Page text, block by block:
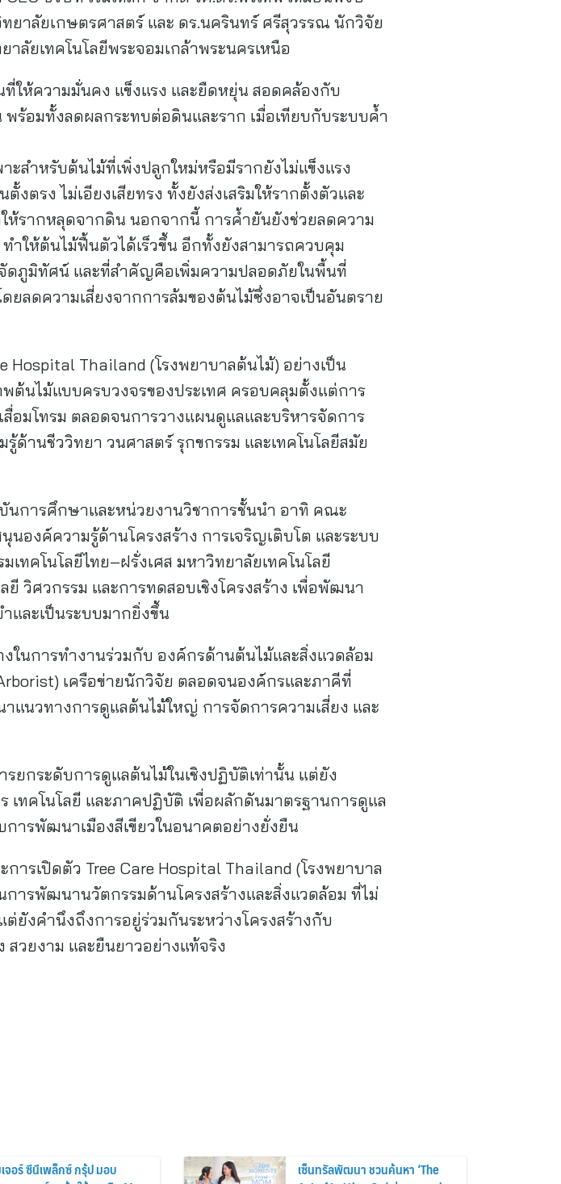
ลัยเกษตรศาสตร์ และ ดร.นครินทร์ ศรีสุวรรณ นักวิจัย
ลัยเทคโนโลยีพระจอมเกล้าพระนครเหนือ
ที่ให้ความมั่นคง แข็งแรง และยืดหยุ่น สอดคล้องกับ
ร้อมทั้งลดผลกระทบต่อดินและราก เมื่อเทียบกับระบบค้ำ
สำหรับต้นไม้ที่เพิ่งปลูกใหม่หรือมีรากยังไม่แข็งแรง
งตรง ไม่เอียงเสียทรง ทั้งยังส่งเสริมให้รากตั้งตัวและ
ห้รากหลุดจากดิน นอกจากนี้ การค้ำยันยังช่วยลดความ
ำให้ต้นไม้ฟื้นตัวได้เร็วขึ้น อีกทั้งยังสามารถควบคุม
ดภูมิทัศน์ และที่สำคัญคือเพิ่มความปลอดภัยในพื้นที่
ยลดความเสี่ยงจากการล้มของต้นไม้ซึ่งอาจเป็นอันตราย
Hospital Thailand (โรงพยาบาลต้นไม้) อย่างเป็น
ต้นไม้แบบครบวงจรของประเทศ ครอบคลุมตั้งแต่การ
มโทรม ตลอดจนการวางแผนดูแลและบริหารจัดการ
ด้านชีววิทยา วนศาสตร์ รุกขกรรม และเทคโนโลยีสมัย
นการศึกษาและหน่วยงานวิชาการชั้นนำ อาทิ คณะ
องค์ความรู้ด้านโครงสร้าง การเจริญเติบโต และระบบ
ทคโนโลยีไทย–ฝรั่งเศส มหาวิทยาลัยเทคโนโลยี
ยี วิศวกรรม และการทดสอบเชิงโครงสร้าง เพื่อพัฒนา
และเป็นระบบมากยิ่งขึ้น
ในการทำงานร่วมกับ องค์กรด้านต้นไม้และสิ่งแวดล้อม
เครือข่ายนักวิจัย ตลอดจนองค์กรและภาคีที่
นวทางการดูแลต้นไม้ใหญ่ การจัดการความเสี่ยง และ
ยกระดับการดูแลต้นไม้ในเชิงปฏิบัติเท่านั้น แต่ยัง
เทคโนโลยี และภาคปฏิบัติ เพื่อผลักดันมาตรฐานการดูแล
การพัฒนาเมืองสีเขียวในอนาคตอย่างยั่งยืน
ารเปิดตัว Tree Care Hospital Thailand (โรงพยาบาล
การพัฒนานวัตกรรมด้านโครงสร้างและสิ่งแวดล้อม ที่ไม่
ยังคำนึงถึงการอยู่ร่วมกันระหว่างโครงสร้างกับ
สวยงาม และยืนยาวอย่างแท้จริง
เจอร์ ซีนีเพล็กซ์ กรุ้ป มอบ
เซ็นทรัลพัฒนา ชวนค้นหา ‘The